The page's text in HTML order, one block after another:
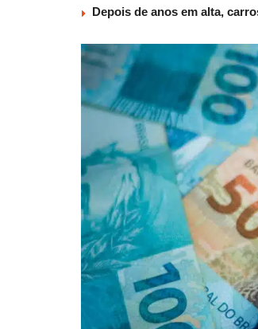
Depois de anos em alta,